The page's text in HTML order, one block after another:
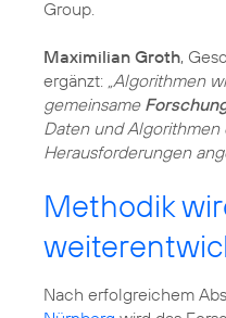
Group.
Maximilian Groth,
ergänzt: „Algorithmen
gemeinsame
Daten und
Herausforderungen
Methodik
Nach erfolgreichem